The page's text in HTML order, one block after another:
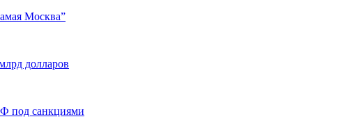
Москва”
долларов
под санкциями